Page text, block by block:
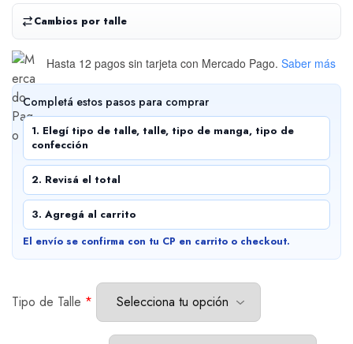
Cambios por talle
Hasta 12 pagos sin tarjeta con Mercado Pago. Saber más
Completá estos pasos para comprar
1. Elegí tipo de talle, talle, tipo de manga, tipo de
confección
2. Revisá el total
3. Agregá al carrito
El envío se confirma con tu CP en carrito o checkout.
Tipo de Talle *